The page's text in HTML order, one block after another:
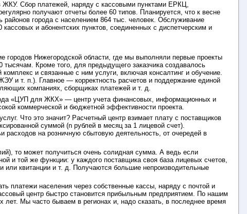
ЖКУ. Сбор платежей, наряду с кассовыми пунктами ЕРКЦ,
получают отчеты более 60 типов. Планируется, что к весне
города с населением 864 тыс. человек. Обслуживание
и абонентских пунктов, соединенных с диспетчерским и
городов Нижегородской области, где мы выполняли первые проекты
Кроме того, для предыдущего заказчика создавалось
и связанные с ним услуги, включая консалтинг и обучение.
и т. п.). Главное — корректность расчетов и поддержание единой
компаниях, сборщиках платежей и т. д.
«ЦУП для ЖКХ» — центр учета финансовых, информационных и
коммерческой и бюджетной эффективности проекта.
Что это значит? Расчетный центр взимает плату с поставщиков
суммой (n рублей в месяц за 1 лицевой счет).
расходов на розничную сбытовую деятельность, от очередей в
то может получиться очень солидная сумма. А ведь если
и той же функции: у каждого поставщика своя база лицевых счетов,
квитанции и т. д. Получаются большие непроизводительные
платежи населения через собственные кассы, наряду с почтой и
центр быстро становится прибыльным предприятием. По нашим
лет. Мы часто бываем в регионах и, надо сказать, в последнее время